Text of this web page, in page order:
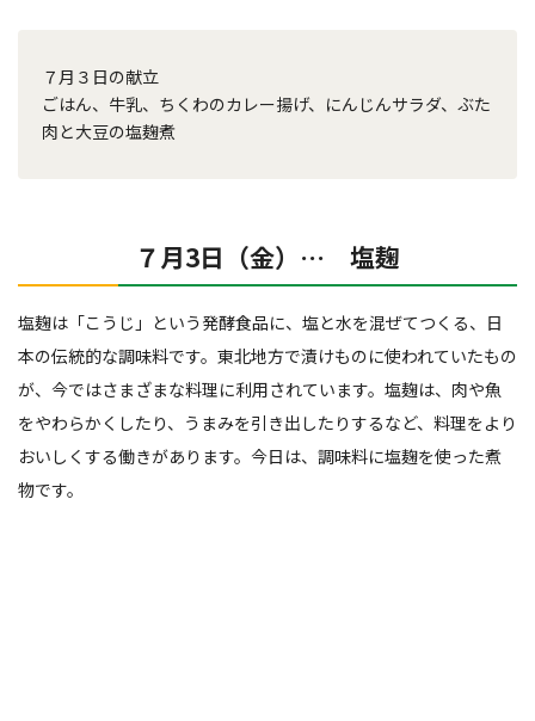
７月３日の献立
ごはん、牛乳、ちくわのカレー揚げ、にんじんサラダ、ぶた
肉と大豆の塩麹煮
７月3日（金）… 塩麹
塩麹は「こうじ」という発酵食品に、塩と水を混ぜてつくる、日
本の伝統的な調味料です。東北地方で漬けものに使われていたもの
が、今ではさまざまな料理に利用されています。塩麹は、肉や魚
をやわらかくしたり、うまみを引き出したりするなど、料理をより
おいしくする働きがあります。今日は、調味料に塩麹を使った煮
物です。